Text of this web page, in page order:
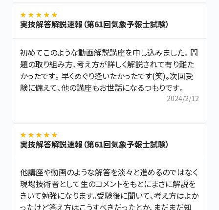
★ ★ ★ ★ ★
実技解答解説速報（第61回気象予報士試験）
初めてこのような動画解説講座を申し込みました。 問
題の取り組み方、考え方が詳しく解説されて有り難た
かったです。 早くめぐり逢いたかったです(笑)。次回受
験に備えて、他の講座もお世話になるつもりです。
2024/2/12
★ ★ ★ ★ ★
実技解答解説速報（第61回気象予報士試験）
他講座や動画のような解答を淡々と進めるのではなく
現場技術者として生のコメントをもとにまさに解説を
きいて勉強になります。受験後に聞いて、考え方はよか
ったけど答え方はこうすべきだったとか、まだまだ知